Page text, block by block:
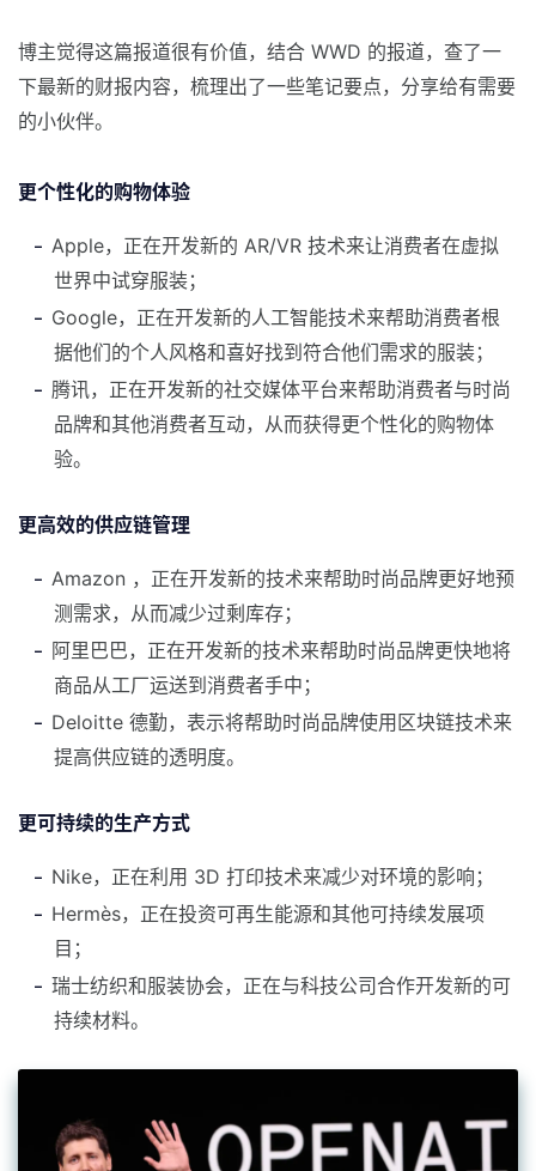
博主觉得这篇报道很有价值，结合 WWD 的报道，查了一
下最新的财报内容，梳理出了一些笔记要点，分享给有需要
的小伙伴。
更个性化的购物体验
Apple，正在开发新的 AR/VR 技术来让消费者在虚拟
世界中试穿服装；
Google，正在开发新的人工智能技术来帮助消费者根
据他们的个人风格和喜好找到符合他们需求的服装；
腾讯，正在开发新的社交媒体平台来帮助消费者与时尚
品牌和其他消费者互动，从而获得更个性化的购物体
验。
更高效的供应链管理
Amazon ，正在开发新的技术来帮助时尚品牌更好地预
测需求，从而减少过剩库存；
阿里巴巴，正在开发新的技术来帮助时尚品牌更快地将
商品从工厂运送到消费者手中；
Deloitte 德勤，表示将帮助时尚品牌使用区块链技术来
提高供应链的透明度。
更可持续的生产方式
Nike，正在利用 3D 打印技术来减少对环境的影响；
Hermès，正在投资可再生能源和其他可持续发展项
目；
瑞士纺织和服装协会，正在与科技公司合作开发新的可
持续材料。